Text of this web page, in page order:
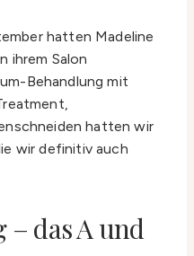
hatten Madeline
ihrem Salon
Behandlung mit
hatten wir
wir definitiv auch
– das A und